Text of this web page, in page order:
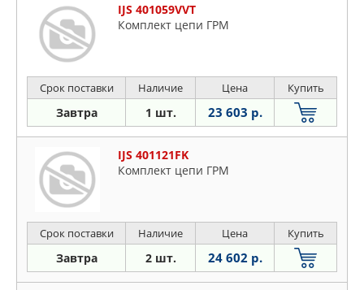
IJS 401059VVT
Комплект цепи ГРМ
Срок поставки Наличие Цена Купить
Завтра 1 шт. 23 603 р.
IJS 401121FK
Комплект цепи ГРМ
Срок поставки Наличие Цена Купить
Завтра 2 шт. 24 602 р.